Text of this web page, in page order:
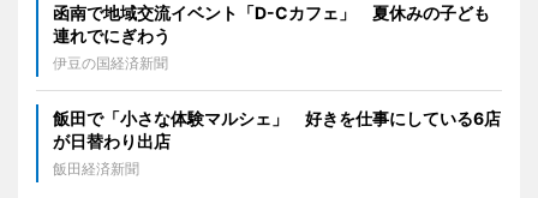
函南で地域交流イベント「D-Cカフェ」 夏休みの子ども
連れでにぎわう
伊豆の国経済新聞
飯田で「小さな体験マルシェ」 好きを仕事にしている6店
が日替わり出店
飯田経済新聞